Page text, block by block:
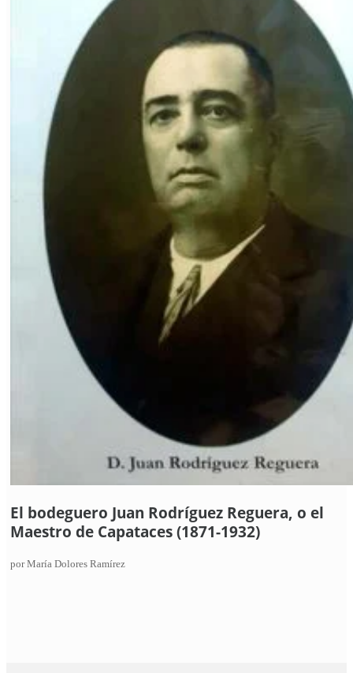
El bodeguero Juan Rodríguez Reguera, o el
Maestro de Capataces (1871-1932)
por María Dolores Ramírez